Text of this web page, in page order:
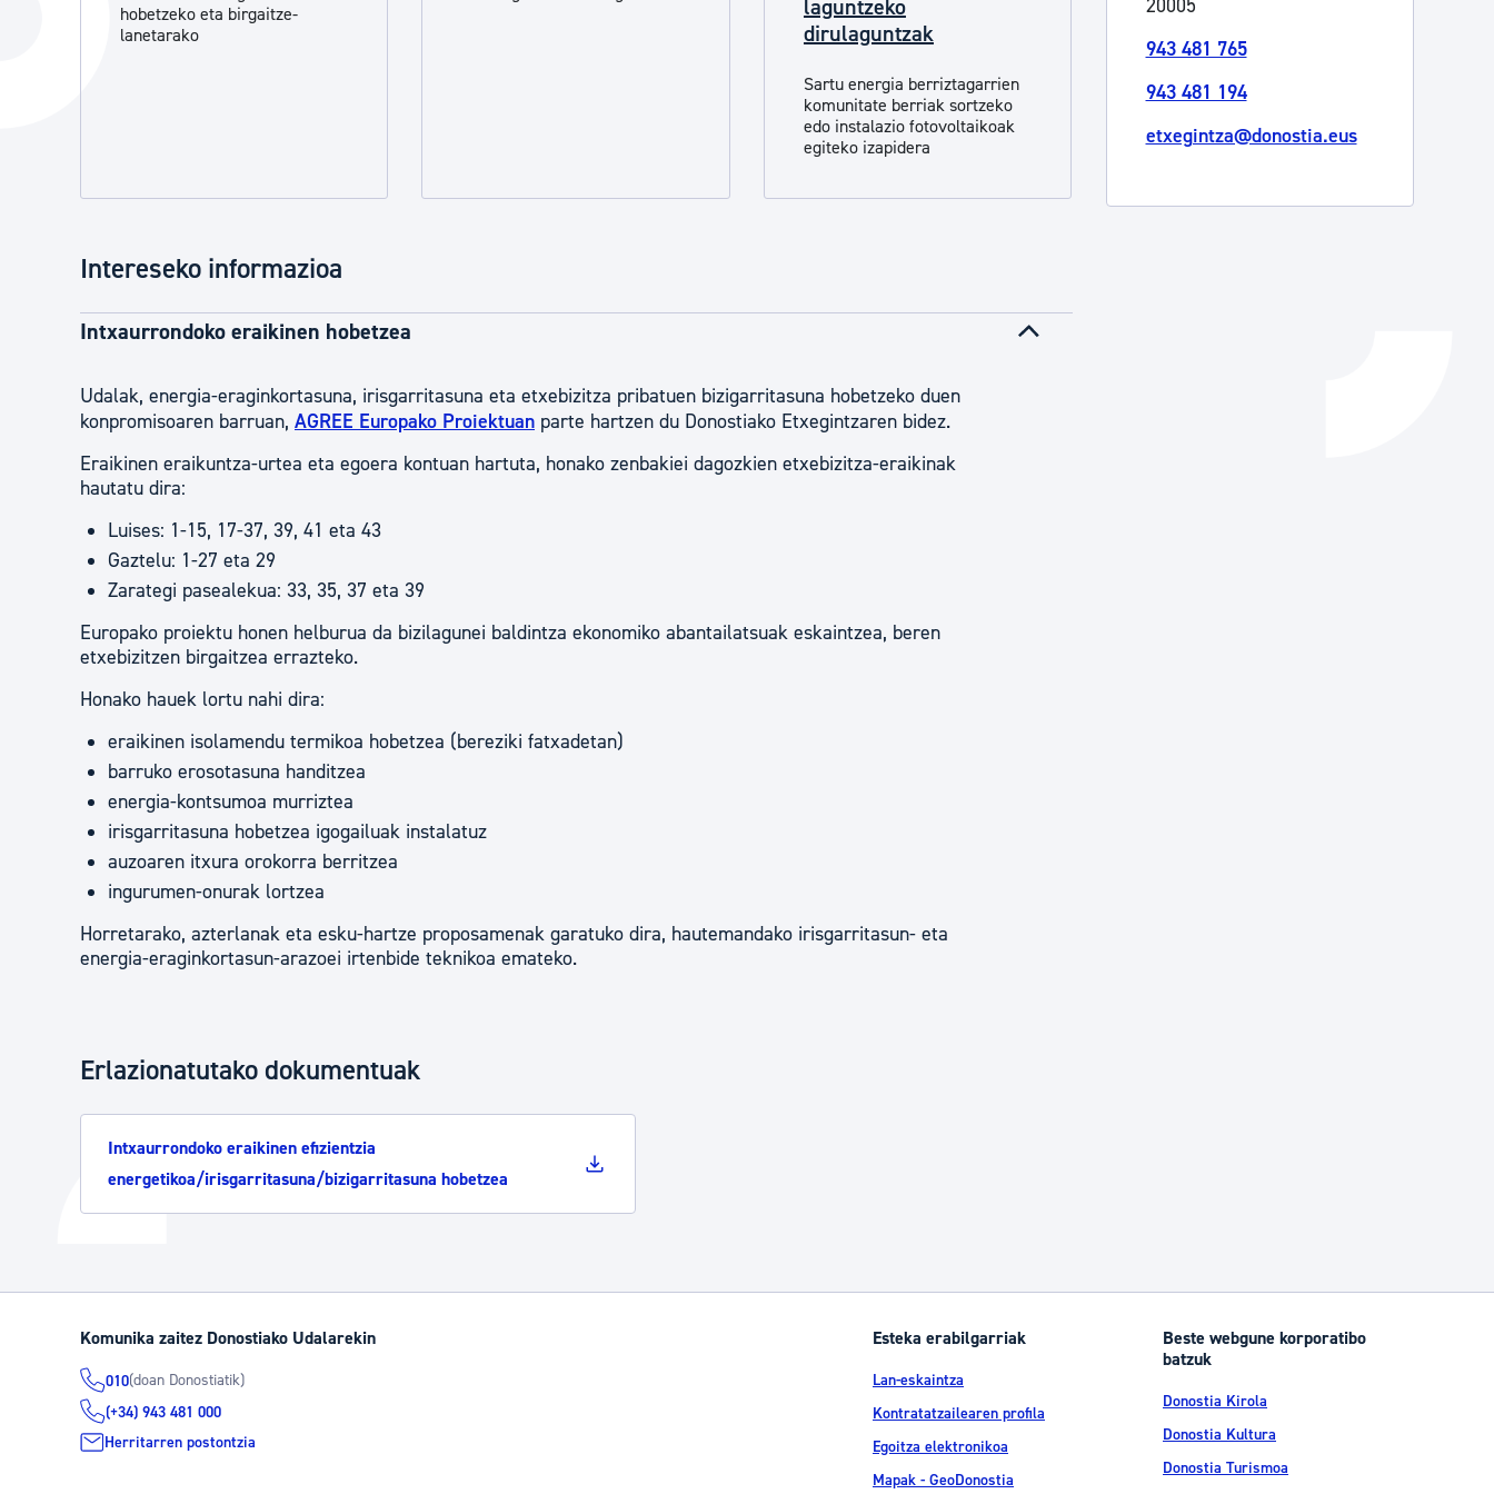
Hiria Udal administrazioa
Egutegi fiskala
Gardentasun ataria
Izapideen katalogoa
hobetzeko eta birgaitze-
lanetarako
laguntzeko
dirulaguntzak
Sartu energia berriztagarrien
komunitate berriak sortzeko
edo instalazio fotovoltaikoak
egiteko izapidera
Intereseko informazioa
Intxaurrondoko eraikinen hobetzea
Udalak, energia-eraginkortasuna, irisgarritasuna eta etxebizitza pribatuen bizigarritasuna hobetzeko duen
konpromisoaren barruan, AGREE Europako Proiektuan parte hartzen du Donostiako Etxegintzaren bidez.
Eraikinen eraikuntza-urtea eta egoera kontuan hartuta, honako zenbakiei dagozkien etxebizitza-eraikinak
hautatu dira:
Luises: 1-15, 17-37, 39, 41 eta 43
Gaztelu: 1-27 eta 29
Zarategi pasealekua: 33, 35, 37 eta 39
Europako proiektu honen helburua da bizilagunei baldintza ekonomiko abantailatsuak eskaintzea, beren
etxebizitzen birgaitzea errazteko.
Honako hauek lortu nahi dira:
eraikinen isolamendu termikoa hobetzea (bereziki fatxadetan)
barruko erosotasuna handitzea
energia-kontsumoa murriztea
irisgarritasuna hobetzea igogailuak instalatuz
auzoaren itxura orokorra berritzea
ingurumen-onurak lortzea
Horretarako, azterlanak eta esku-hartze proposamenak garatuko dira, hautemandako irisgarritasun- eta
energia-eraginkortasun-arazoei irtenbide teknikoa emateko.
Erlazionatutako dokumentuak
Intxaurrondoko eraikinen efizientzia
energetikoa/irisgarritasuna/bizigarritasuna hobetzea
20005
943 481 765
943 481 194
etxegintza@donostia.eus
Komunika zaitez Donostiako Udalarekin
010(doan Donostiatik)
(+34) 943 481 000
Herritarren postontzia
Esteka erabilgarriak
Lan-eskaintza
Kontratatzailearen profila
Egoitza elektronikoa
Mapak - GeoDonostia
Beste webgune korporatibo
batzuk
Donostia Kirola
Donostia Kultura
Donostia Turismoa